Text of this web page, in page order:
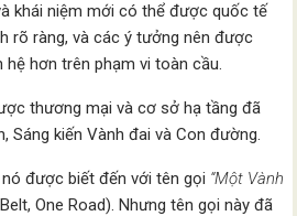
khái niệm mới có thể được quốc tế
rõ ràng, và các ý tưởng nên được
hơn trên phạm vi toàn cầu.
thương mại và cơ sở hạ tầng đã
Sáng kiến Vành đai và Con đường.
được biết đến với tên gọi “Một Vành
One Road). Nhưng tên gọi này đã